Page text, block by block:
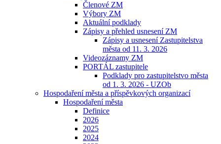
Členové ZM
Výbory ZM
Aktuální podklady
Zápisy a přehled usnesení ZM
Zápisy a usnesení Zastupitelstva
města od 11. 3. 2026
Videozáznamy ZM
PORTÁL zastupitele
Podklady pro zastupitelstvo města
od 1. 3. 2026 - UZOb
Hospodaření města a příspěvkových organizací
Hospodaření města
Definice
2026
2025
2024